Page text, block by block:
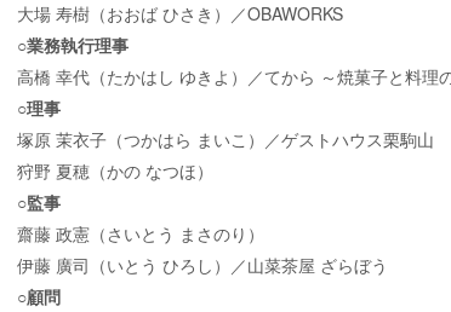
大場 寿樹（おおば ひさき）／OBAWORKS
○業務執行理事
高橋 幸代（たかはし ゆきよ）／てから ～焼菓子と料理
○理事
塚原 茉衣子（つかはら まいこ）／ゲストハウス栗駒山
狩野 夏穂（かの なつほ）
○監事
齋藤 政憲（さいとう まさのり）
伊藤 廣司（いとう ひろし）／山菜茶屋 ざらぼう
○顧問